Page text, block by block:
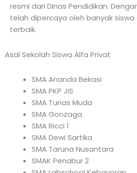
resmi dari Dinas Pendidikan.
telah dipercaya oleh banyak
terbaik.
Asal Sekolah Siswa Alfa Privat
SMA Ananda Bekasi
SMA PKP JIS
SMA Tunas Muda
SMA Gonzaga
SMA Ricci 1
SMA Dewi Sartika
SMA Taruna Nusantara
SMAK Penabur 2